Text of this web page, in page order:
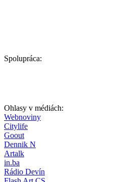
Spolupráca:
Ohlasy v médiách:
Webnoviny
Citylife
Goout
Dennik N
Artalk
in.ba
Rádio Devín